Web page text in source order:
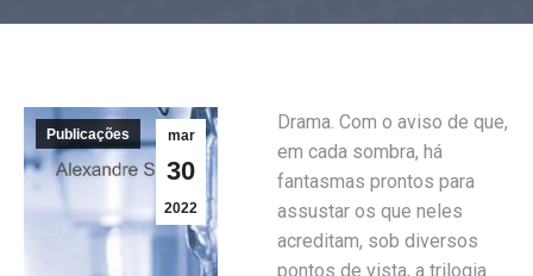
mar
30
2022
Publicações
Drama. Com o aviso de que,
em cada sombra, há
fantasmas prontos para
assustar os que neles
acreditam, sob diversos
pontos de vista, a trilogia